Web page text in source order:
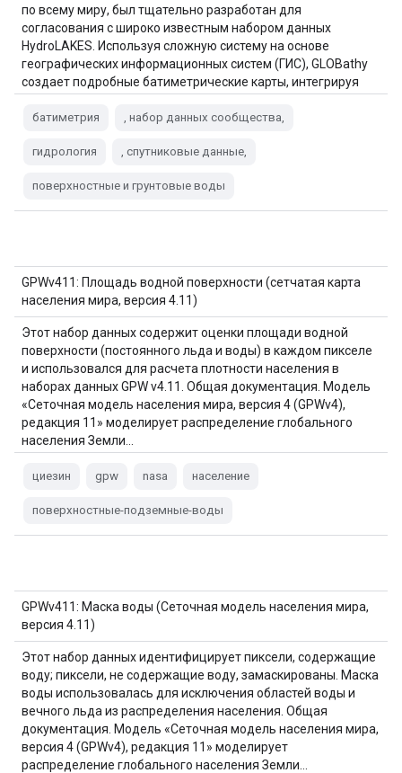
по всему миру, был тщательно разработан для
согласования с широко известным набором данных
HydroLAKES. Используя сложную систему на основе
географических информационных систем (ГИС), GLOBathy
создает подробные батиметрические карты, интегрируя
геофизические данные…
батиметрия , набор данных сообщества,
гидрология , спутниковые данные,
поверхностные и грунтовые воды
GPWv411: Площадь водной поверхности (сетчатая карта
населения мира, версия 4.11)
Этот набор данных содержит оценки площади водной
поверхности (постоянного льда и воды) в каждом пикселе
и использовался для расчета плотности населения в
наборах данных GPW v4.11. Общая документация. Модель
«Сеточная модель населения мира, версия 4 (GPWv4),
редакция 11» моделирует распределение глобального
населения Земли…
циезин gpw nasa население
поверхностные-подземные-воды
GPWv411: Маска воды (Сеточная модель населения мира,
версия 4.11)
Этот набор данных идентифицирует пиксели, содержащие
воду; пиксели, не содержащие воду, замаскированы. Маска
воды использовалась для исключения областей воды и
вечного льда из распределения населения. Общая
документация. Модель «Сеточная модель населения мира,
версия 4 (GPWv4), редакция 11» моделирует
распределение глобального населения Земли…